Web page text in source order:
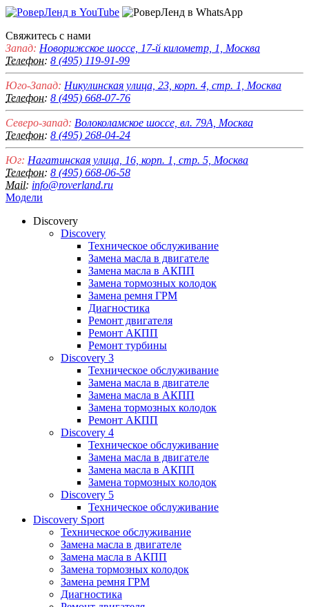
Свяжитесь с нами
Запад: Новорижское шоссе, 17-й километр, 1, Москва
Телефон: 8 (495) 119-91-99
Юго-Запад: Никулинская улица, 23, корп. 4, стр. 1, Москва
Телефон: 8 (495) 668-07-76
Северо-запад: Волоколамское шоссе, вл. 79А, Москва
Телефон: 8 (495) 268-04-24
Юг: Нагатинская улица, 16, корп. 1, стр. 5, Москва
Телефон: 8 (495) 668-06-58
Mail: info@roverland.ru
Модели
Discovery
Discovery
Техническое обслуживание
Замена масла в двигателе
Замена масла в АКПП
Замена тормозных колодок
Замена ремня ГРМ
Диагностика
Ремонт двигателя
Ремонт АКПП
Ремонт турбины
Discovery 3
Техническое обслуживание
Замена масла в двигателе
Замена масла в АКПП
Замена тормозных колодок
Ремонт АКПП
Discovery 4
Техническое обслуживание
Замена масла в двигателе
Замена масла в АКПП
Замена тормозных колодок
Discovery 5
Техническое обслуживание
Discovery Sport
Техническое обслуживание
Замена масла в двигателе
Замена масла в АКПП
Замена тормозных колодок
Замена ремня ГРМ
Диагностика